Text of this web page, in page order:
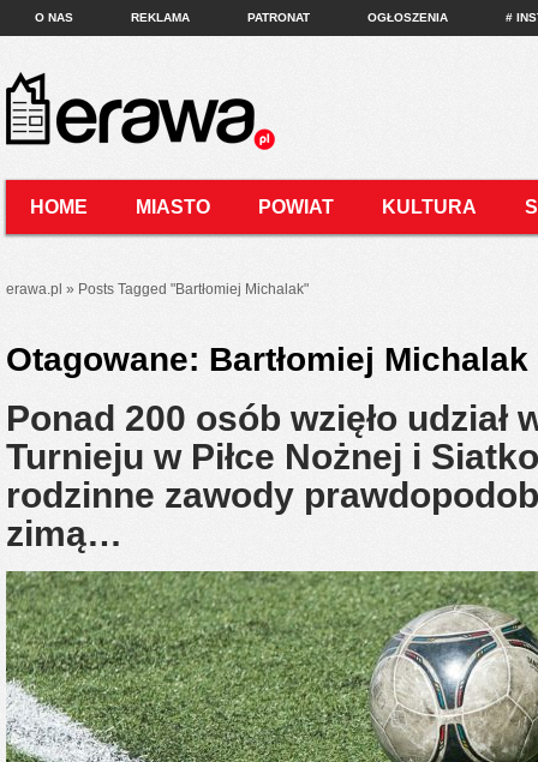
O NAS REKLAMA PATRONAT OGŁOSZENIA #
HOME MIASTO POWIAT KULTURA
erawa.pl » Posts Tagged "Bartłomiej Michalak"
Otagowane: Bartłomiej Michalak
Ponad 200 osób wzięło udział
Turnieju w Piłce Nożnej i
rodzinne zawody
zimą…